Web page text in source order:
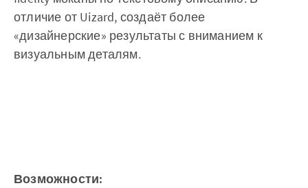
отличие от Uizard, создаёт более
«дизайнерские» результаты с вниманием к
визуальным деталям.
Возможности: